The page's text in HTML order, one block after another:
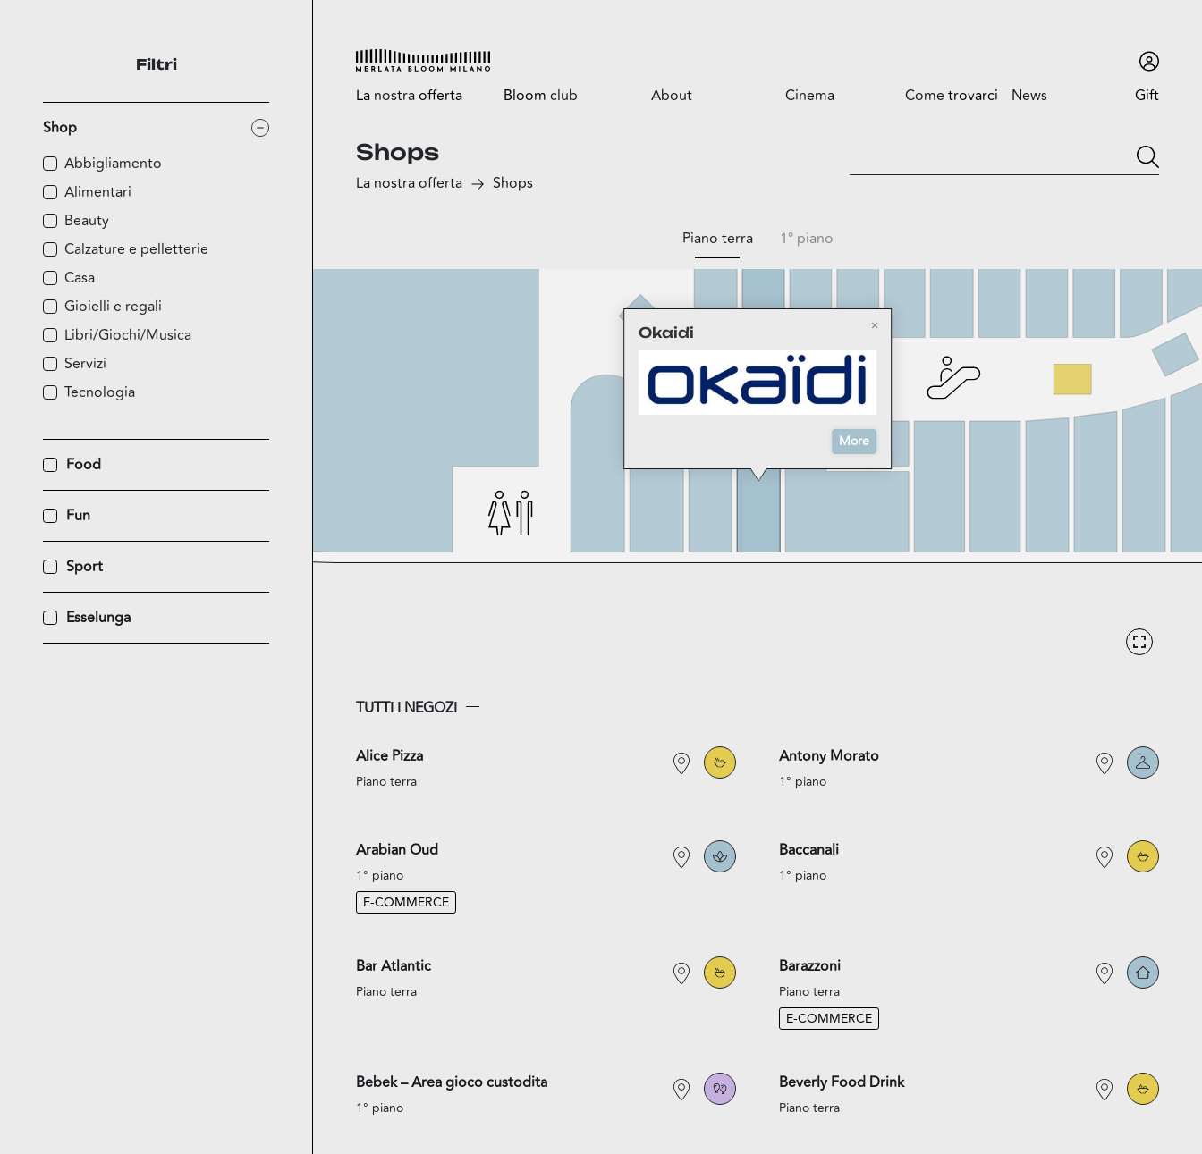
Filtri
Shop
Abbigliamento
Alimentari
Beauty
Calzature e pelletterie
Casa
Gioielli e regali
Libri/Giochi/Musica
Servizi
Tecnologia
Food
Fun
Sport
Esselunga
La nostraofferta
Esplora
Shop
Sport
Bloom club
Bloomtasty
About
Servizi
Cinema Cometrovarci News
Eventi
Gift
Trova l'auto
Shops
La nostra offerta Shops
Okaidi
More
Piano terra 1° piano
TUTTI I NEGOZI
Alice Pizza
Piano terra
Antony Morato
1° piano
Arabian Oud
1° piano
E-COMMERCE
Baccanali
1° piano
Bar Atlantic
Piano terra
Barazzoni
Piano terra
E-COMMERCE
Bebek – Area gioco custodita
1° piano
Beverly Food Drink
Piano terra